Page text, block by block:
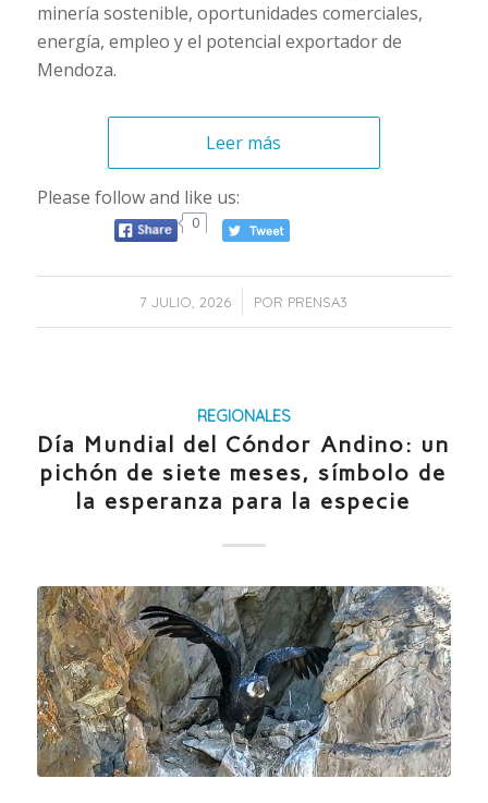
minería sostenible, oportunidades comerciales,
energía, empleo y el potencial exportador de
Mendoza.
Leer más
Please follow and like us:
0
7 JULIO, 2026
/ POR PRENSA3
REGIONALES
Día Mundial del Cóndor Andino: un
pichón de siete meses, símbolo de
la esperanza para la especie